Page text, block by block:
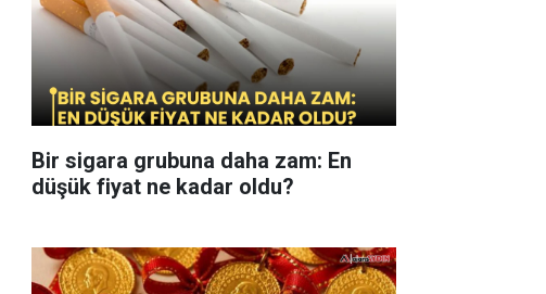
Bir sigara grubuna daha zam: En
düşük fiyat ne kadar oldu?